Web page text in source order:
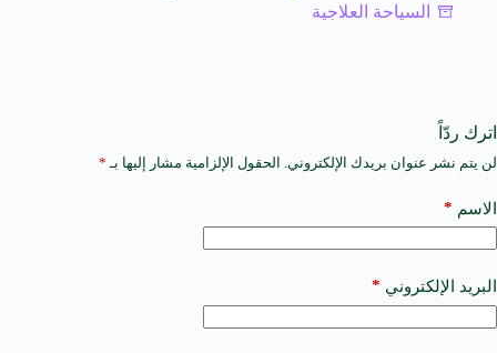
السياحة العلاجية
اترك ردّاً
لن يتم نشر عنوان بريدك الإلكتروني. الحقول الإلزامية مشار إليها بـ *
الاسم *
البريد الإلكتروني *
A
t
e
a
t
i